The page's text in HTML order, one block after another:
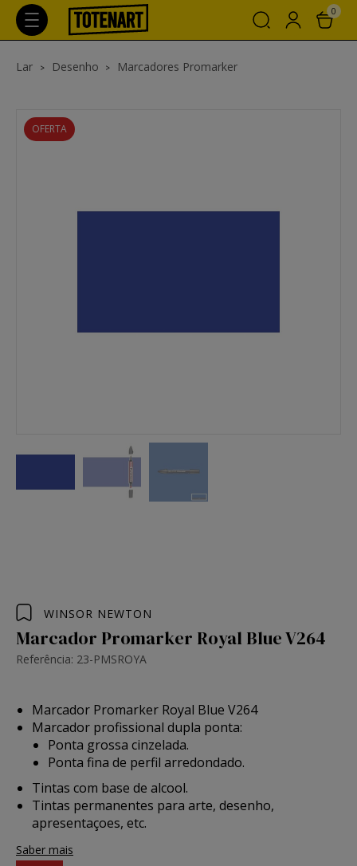
0
Lar Desenho Marcadores Promarker
OFERTA
WINSOR NEWTON
Marcador Promarker Royal Blue V264
Referência: 23-PMSROYA
Marcador Promarker Royal Blue V264
Marcador profissional dupla ponta:
Ponta grossa cinzelada.
Ponta fina de perfil arredondado.
Tintas com base de alcool.
Tintas permanentes para arte, desenho,
apresentaçoes, etc.
Saber mais